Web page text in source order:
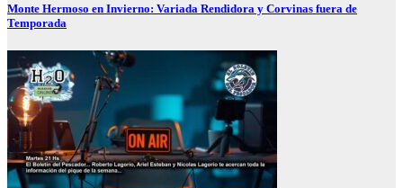
Monte Hermoso en Invierno: Variada Rendidora y Corvinas fuera de
Temporada